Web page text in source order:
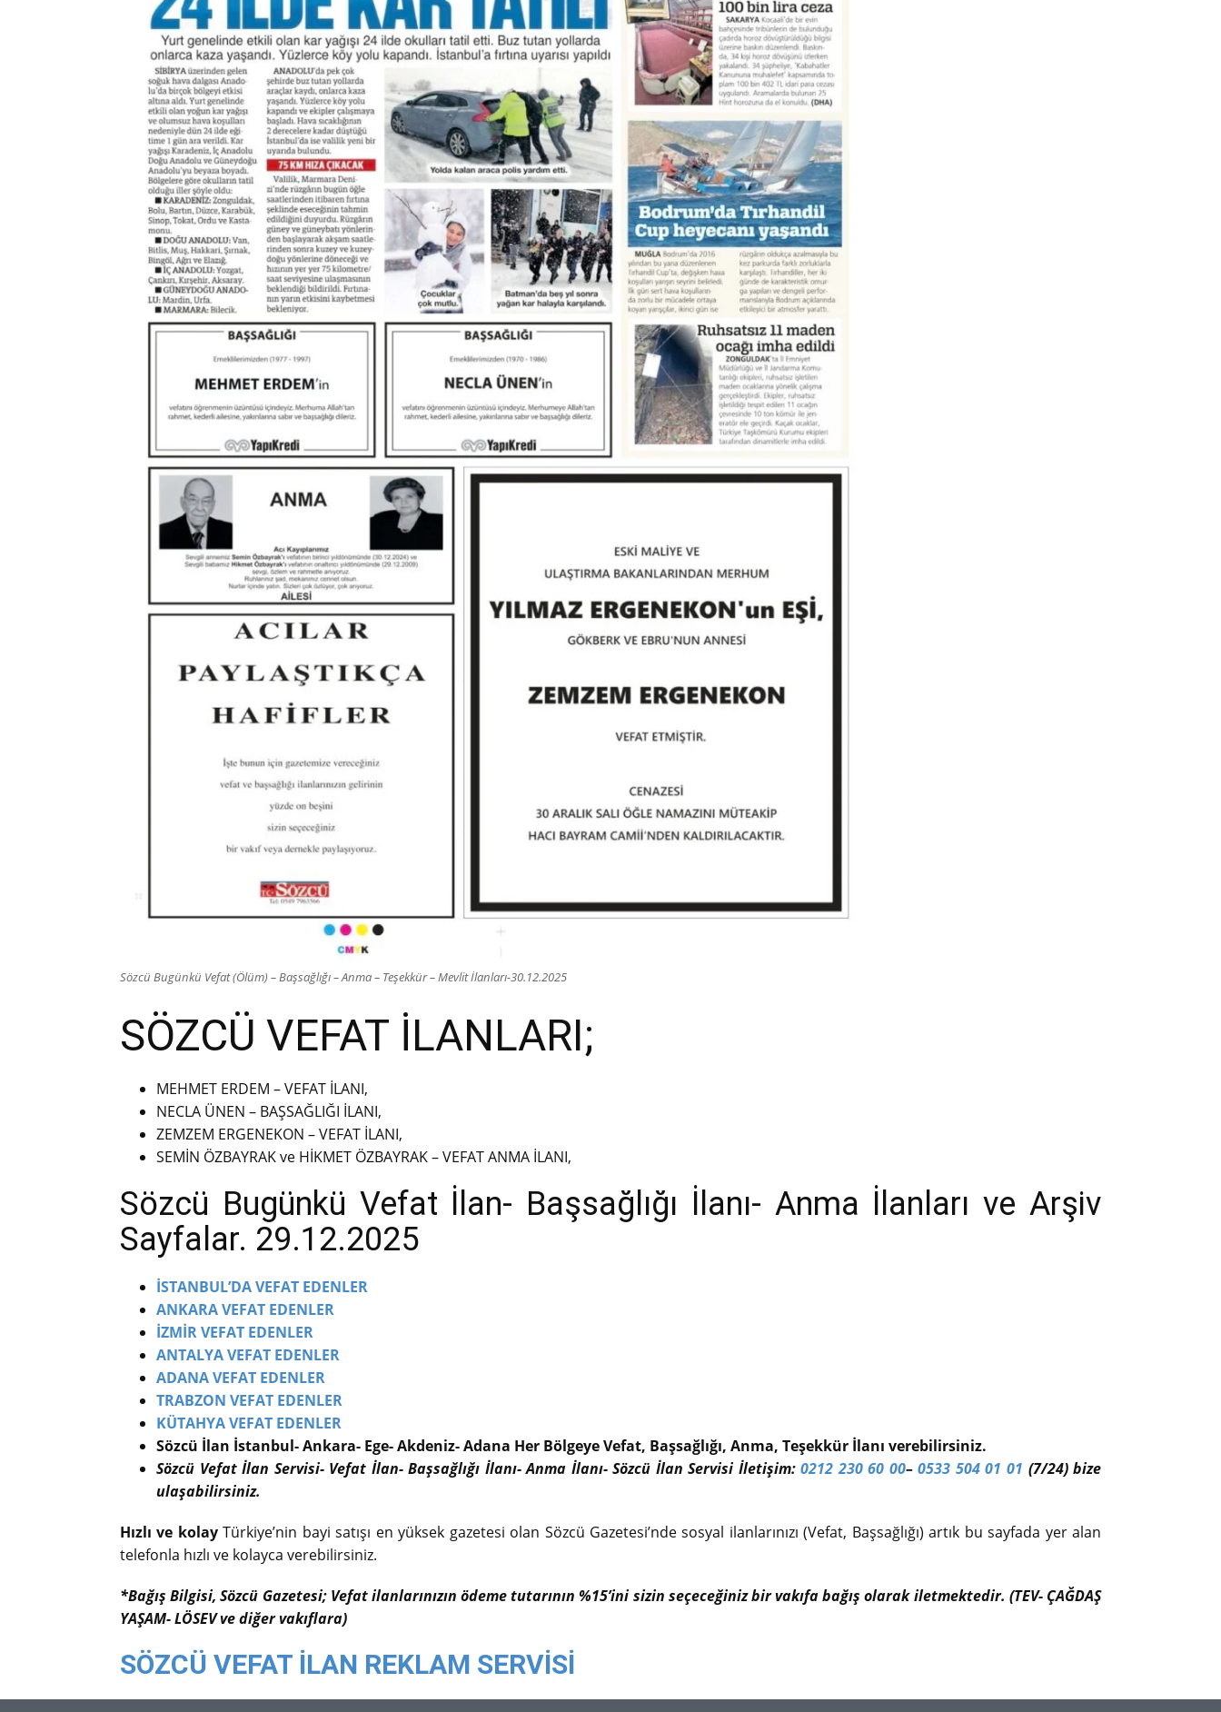
Sözcü Bugünkü Vefat (Ölüm) – Başsağlığı – Anma – Teşekkür – Mevlit İlanları-30.12.2025
SÖZCÜ VEFAT İLANLARI;
MEHMET ERDEM – VEFAT İLANI,
NECLA ÜNEN – BAŞSAĞLIĞI İLANI,
ZEMZEM ERGENEKON – VEFAT İLANI,
SEMİN ÖZBAYRAK ve HİKMET ÖZBAYRAK – VEFAT ANMA İLANI,
Sözcü Bugünkü Vefat İlan- Başsağlığı İlanı- Anma İlanları ve Arşiv
Sayfalar. 29.12.2025
İSTANBUL’DA VEFAT EDENLER
ANKARA VEFAT EDENLER
İZMİR VEFAT EDENLER
ANTALYA VEFAT EDENLER
ADANA VEFAT EDENLER
TRABZON VEFAT EDENLER
KÜTAHYA VEFAT EDENLER
Sözcü İlan İstanbul- Ankara- Ege- Akdeniz- Adana Her Bölgeye Vefat, Başsağlığı, Anma, Teşekkür İlanı verebilirsiniz.
Sözcü Vefat İlan Servisi- Vefat İlan- Başsağlığı İlanı- Anma İlanı- Sözcü İlan Servisi İletişim:0212 230 60 00–0533 504 01 01 (7/24) bize
ulaşabilirsiniz.
Hızlı ve kolayTürkiye’nin bayi satışı en yüksek gazetesi olan Sözcü Gazetesi’nde sosyal ilanlarınızı (Vefat, Başsağlığı) artık bu sayfada yer alan
telefonla hızlı ve kolayca verebilirsiniz.
*Bağış Bilgisi, Sözcü Gazetesi; Vefat ilanlarınızın ödeme tutarının %15’ini sizin seçeceğiniz bir vakıfa bağış olarak iletmektedir. (TEV- ÇAĞDAŞ
YAŞAM- LÖSEV ve diğer vakıflara)
SÖZCÜ VEFAT İLAN REKLAM SERVİSİ